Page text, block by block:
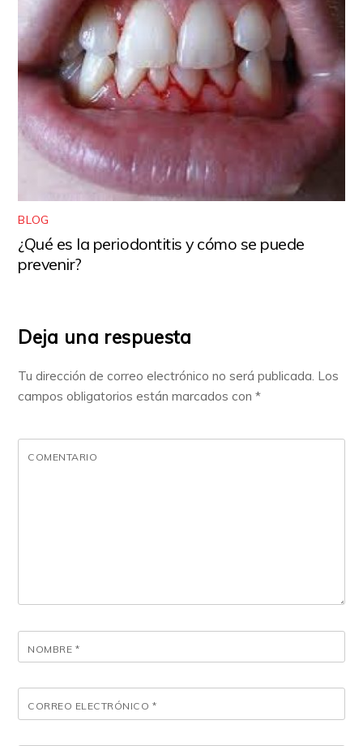
BLOG
¿Qué es la periodontitis y cómo se puede
prevenir?
Deja una respuesta
Tu dirección de correo electrónico no será publicada. Los
campos obligatorios están marcados con*
COMENTARIO
NOMBRE *
CORREO ELECTRÓNICO *